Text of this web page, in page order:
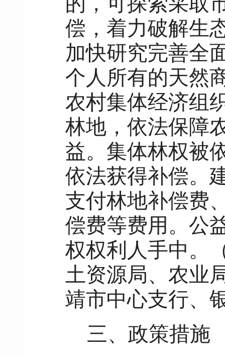
偿，着力破解生
加快研究完善全
个人所有的天然
农村集体经济组
林地，依法保障
益。集体林权被
依法获得补偿。
支付林地补偿费
偿费等费用。公
权权利人手中。
土资源局、农业
靖市中心支行、
三、政策措施